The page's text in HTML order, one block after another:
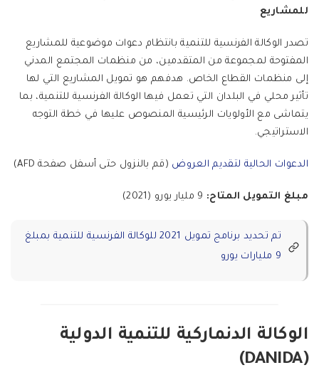
للمشاريع
تصدر الوكالة الفرنسية للتنمية بانتظام دعوات موضوعية للمشاريع
المفتوحة لمجموعة من المتقدمين، من منظمات المجتمع المدني
إلى منظمات القطاع الخاص. هدفهم هو تمويل المشاريع التي لها
تأثير محلي في البلدان التي تعمل فيها الوكالة الفرنسية للتنمية، بما
يتماشى مع الأولويات الرئيسية المنصوص عليها في خطة التوجه
الاستراتيجي.
الدعوات الحالية لتقديم العروض (قم بالنزول حتى أسفل صفحة AFD)
مبلغ التمويل المتاح:
تم تحديد برنامج تمويل 2021 للوكالة الفرنسية للتنمية بمبلغ
9 مليارات يورو
الوكالة الدنماركية للتنمية الدولية
(DANIDA)